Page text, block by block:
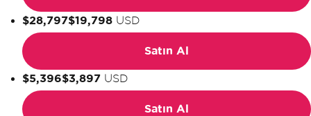
$28,797$19,798 USD
Satın Al
$5,396$3,897 USD
Satın Al